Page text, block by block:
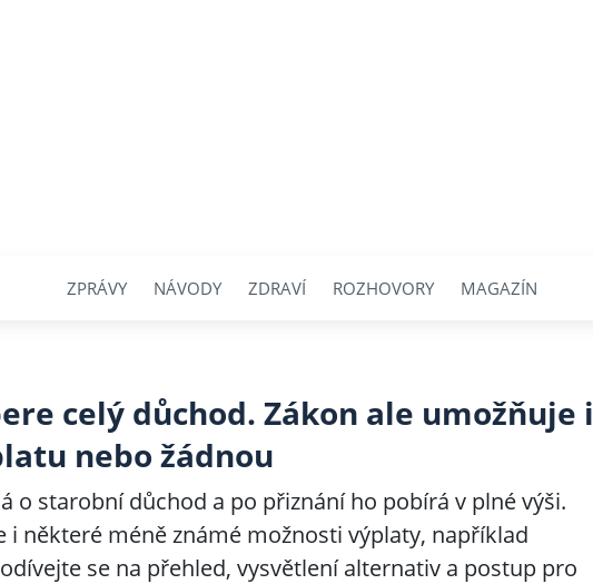
ZPRÁVY NÁVODY ZDRAVÍ ROZHOVORY MAGAZÍN
celý důchod. Zákon ale umožňuje i
nebo žádnou
o starobní důchod a po přiznání ho pobírá v plné výši.
i některé méně známé možnosti výplaty, například
se na přehled, vysvětlení alternativ a postup pro